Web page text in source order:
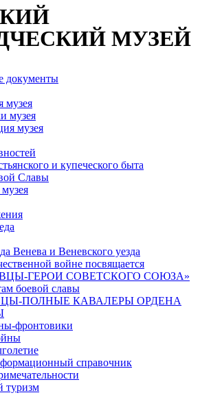
МУЗЕЙ
документы
музея
музея
музея
и купеческого быта
Славы
Венева и Веневского уезда
войне посвящается
ГЕРОИ СОВЕТСКОГО СОЮЗА»
боевой славы
ПОЛНЫЕ КАВАЛЕРЫ ОРДЕНА
фронтовики
справочник
туризм